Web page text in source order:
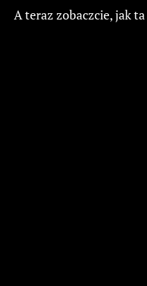
A teraz zobaczcie, jak